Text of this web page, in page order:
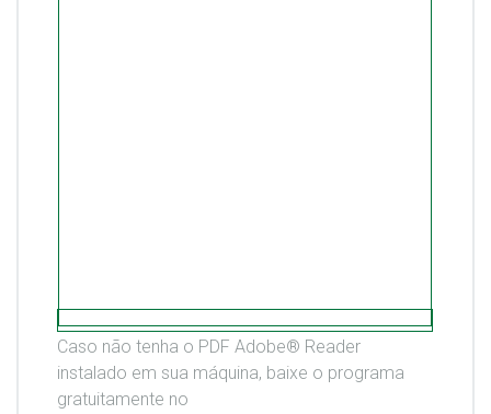
Caso não tenha o PDF Adobe® Reader
instalado em sua máquina, baixe o programa
gratuitamente no